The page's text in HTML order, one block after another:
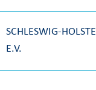
SCHLESWIG-
E.V.